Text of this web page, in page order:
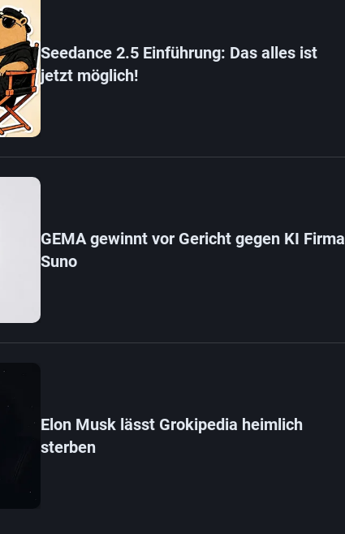
Seedance 2.5 Einführung: Das alles ist
jetzt möglich!
GEMA gewinnt vor Gericht gegen KI Firma
Suno
Elon Musk lässt Grokipedia heimlich
sterben